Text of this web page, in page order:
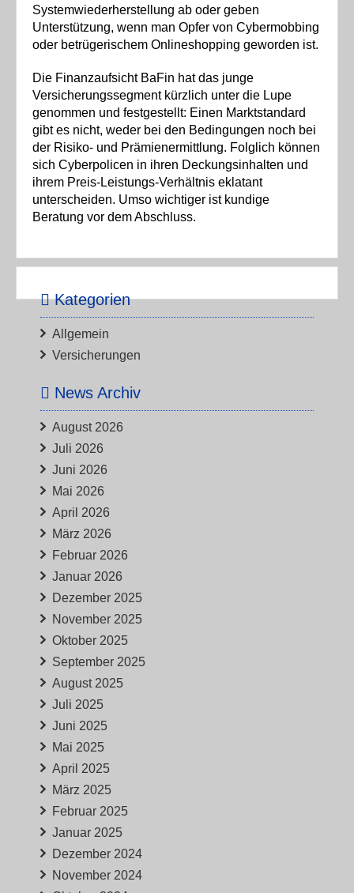
Systemwiederherstellung ab oder geben
Unterstützung, wenn man Opfer von Cybermobbing
oder betrügerischem Onlineshopping geworden ist.
Die Finanzaufsicht BaFin hat das junge
Versicherungssegment kürzlich unter die Lupe
genommen und festgestellt: Einen Marktstandard
gibt es nicht, weder bei den Bedingungen noch bei
der Risiko- und Prämienermittlung. Folglich können
sich Cyberpolicen in ihren Deckungsinhalten und
ihrem Preis-Leistungs-Verhältnis eklatant
unterscheiden. Umso wichtiger ist kundige
Beratung vor dem Abschluss.
Kategorien
Allgemein
Versicherungen
News Archiv
August 2026
Juli 2026
Juni 2026
Mai 2026
April 2026
März 2026
Februar 2026
Januar 2026
Dezember 2025
November 2025
Oktober 2025
September 2025
August 2025
Juli 2025
Juni 2025
Mai 2025
April 2025
März 2025
Februar 2025
Januar 2025
Dezember 2024
November 2024